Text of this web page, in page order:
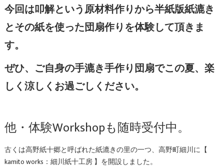
今回は叩解という原材料作りから半紙版紙漉き
とその紙を使った団扇作りを体験して頂きま
す。
ぜひ、ご自身の手漉き手作り団扇でこの夏、楽
しく涼しくお過ごしください。
他・体験Workshopも随時受付中。
古くは高野紙十郷と呼ばれた紙漉きの里の一つ、高野町細川に【
kamito works：細川紙十工房 】を開設しました。